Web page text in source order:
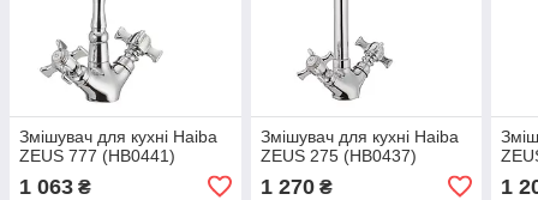
Змішувач для кухні Haiba
ZEUS 777 (HB0441)
1 063 ₴
Змішувач для кухні Haiba
ZEUS 275 (HB0437)
1 270₴ 1